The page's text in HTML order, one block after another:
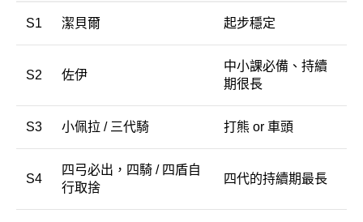
S1 潔貝爾 起步穩定
S2 佐伊
中小課必備、持續
期很長
S3 小佩拉 / 三代騎 打熊 or 車頭
S4
四弓必出，四騎 / 四盾自
行取捨
四代的持續期最長